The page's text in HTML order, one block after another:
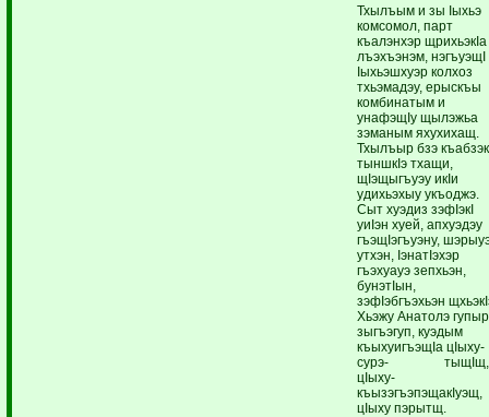
Тхылъым и зы Iыхьэ
комсомол, парт
къалэнхэр щрихьэкIа
лъэхъэнэм, нэгъуэщI
Iыхьэшхуэр колхоз
тхьэмадэу, ерыскъы
комбинатым и
унафэщIу щылэжьа
зэманым яхухихащ.
Тхылъыр бзэ
тыншкIэ тхащи,
щIэщыгъуэу икIи
удихьэхыу укъоджэ.
Сыт хуэдиз зэфIэкI
уиIэн хуей, апхуэдэу
гъэщIэгъуэну,
утхэн, IэнатIэхэр
гъэхуауэ зепхьэн,
бунэтIын,
зэфIэбгъэхьэн
Хьэжу Анатолэ гупыр
зыгъэгуп, куэдым
къыхуигъэщIа цIыху-
сурэ- тыщIщ,
цIыху-
къызэгъэпэщакIуэщ,
цIыху пэрытщ.